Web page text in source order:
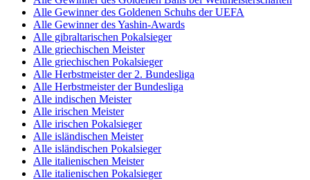
Alle Gewinner des Goldenen Schuhs der UEFA
Alle Gewinner des Yashin-Awards
Alle gibraltarischen Pokalsieger
Alle griechischen Meister
Alle griechischen Pokalsieger
Alle Herbstmeister der 2. Bundesliga
Alle Herbstmeister der Bundesliga
Alle indischen Meister
Alle irischen Meister
Alle irischen Pokalsieger
Alle isländischen Meister
Alle isländischen Pokalsieger
Alle italienischen Meister
Alle italienischen Pokalsieger